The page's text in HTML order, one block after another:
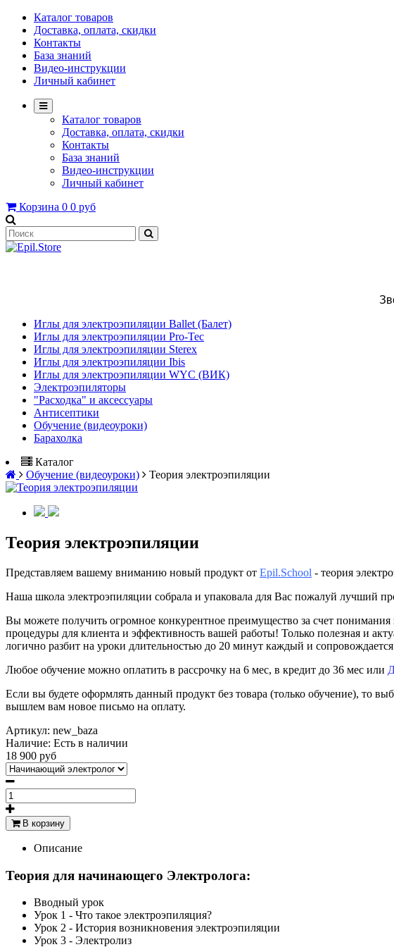
Каталог товаров
Доставка, оплата, скидки
Контакты
База знаний
Видео-инструкции
Личный кабинет
Каталог товаров
Доставка, оплата, скидки
Контакты
База знаний
Видео-инструкции
Личный кабинет
Корзина 0 0 руб
Иглы для электроэпиляции Ballet (Балет)
Иглы для электроэпиляции Pro-Tec
Иглы для электроэпиляции Sterex
Иглы для электроэпиляции Ibis
Иглы для электроэпиляции WYC (ВИК)
Электроэпиляторы
"Расходка" и аксессуары
Антисептики
Обучение (видеоуроки)
Барахолка
Каталог
Обучение (видеоуроки)
Теория электроэпиляции
Теория электроэпиляции
Представляем вашему вниманию новый продукт от Epil.School - теория
Наша школа электроэпиляции собрала и упаковала для Вас пожалуй лучший
Вы можете получить огромное конкурентное преимущество за счет
процедуры для клиента и эффективность вашей работы! Только полезная и
логично разбит на уроки длительностью до 20 минут каждый и
Любое обучение можно оплатить в рассрочку на 6 мес, в кредит до 36 мес или
Если вы будете оформлять данный продукт без товара (только обучение), то
вышлем вам новое письмо на оплату.
Артикул: new_baza
Наличие: Есть в наличии
18 900 руб
В корзину
Описание
Теория для начинающего Электролога:
Вводный урок
Урок 1 - Что такое электроэпиляция?
Урок 2 - История возникновения электроэпиляции
Урок 3 - Электролиз